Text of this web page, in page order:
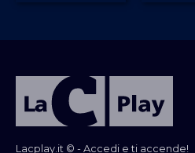
Lacplay.it © - Accedi e ti accende!